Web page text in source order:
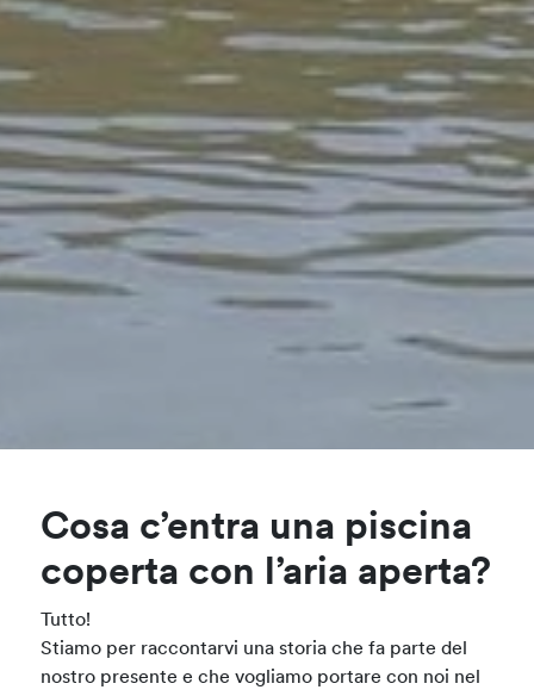
Cosa c’entra una piscina
coperta con l’aria aperta?
Tutto!
Stiamo per raccontarvi una storia che fa parte del
nostro presente e che vogliamo portare con noi nel